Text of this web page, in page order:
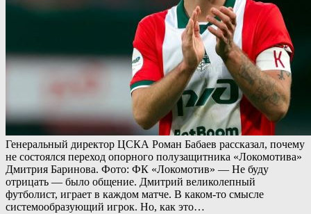
Генеральный директор ЦСКА Роман Бабаев рассказал, почему
не состоялся переход опорного полузащитника «Локомотива»
Дмитрия Баринова. Фото: ФК «Локомотив» — Не буду
отрицать — было общение. Дмитрий великолепный
футболист, играет в каждом матче. В каком-то смысле
системообразующий игрок. Но, как это…